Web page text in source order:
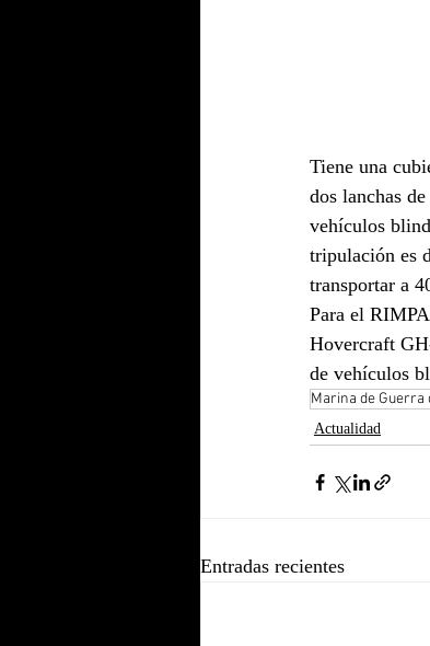
Tiene una
dos lanchas
vehículos
tripulación es
transportar a
Para el
Hovercraft
de vehículos
Marina de Guerra
Actualidad
Entradas recientes